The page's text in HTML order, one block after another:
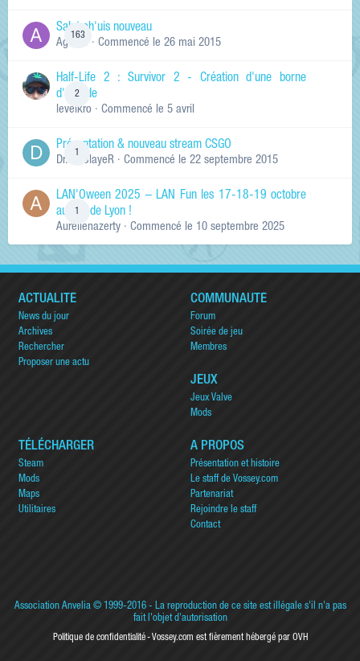
163
Salut ch'uis nouveau
Ag0Nie · Commencé le 26 mai 2015
2
Half-Life 2 : Survivor 2 - Création d'une borne
d'arcade
levelkro · Commencé le 5 avril
Présentation & nouveau stream CSGO
Dr.KinSlayeR · Commencé le 22 septembre 2015
LAN'Oween 2025 – LAN Fun les 17-18-19 octobre
au sud de Lyon !
Aurelienazerty · Commencé le 10 septembre 2025
ACTUALITÉ
News du jour
Archives
Rechercher
Proposer une actu
COMMUNAUTÉ
Forum
Soirée de jeu
Membres
JEUX
Jeux Valve
Mods
TÉLÉCHARGER
Steam
Mods
Maps
Utilitaires
A PROPOS
Présentation et histoire
Le staff de Vossey.com
Partenariat
Rejoindre le staff
Contact
Association Anvelia© 1999-2016 - La reproduction de ce site est illégale s'il n'a pas
fait l'objet d'autorisation
Politique de confidentialité Vossey.com est fièrement hébergé par OVH